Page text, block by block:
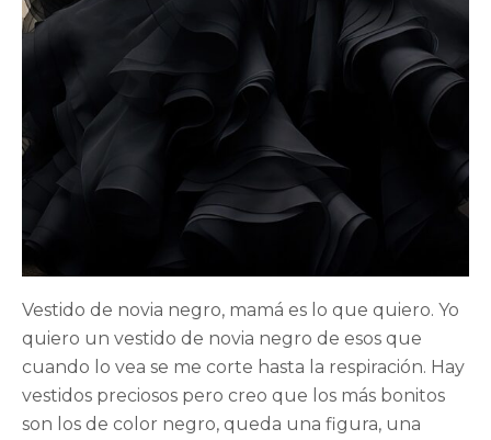
Vestido de novia negro, mamá es lo que quiero. Yo
quiero un vestido de novia negro de esos que
cuando lo vea se me corte hasta la respiración. Hay
vestidos preciosos pero creo que los más bonitos
son los de color negro, queda una figura, una